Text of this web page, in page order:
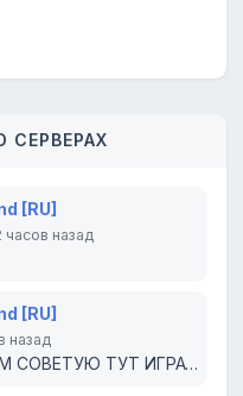
[RU]
часов назад
[RU]
назад
СЕРВЕР ТОП ВСЕМ СОВЕТУЮ ТУТ ИГРАТЬ